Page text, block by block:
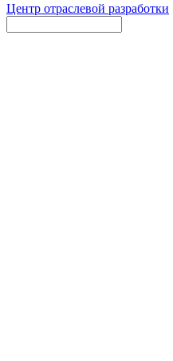
Центр отраслевой разработки